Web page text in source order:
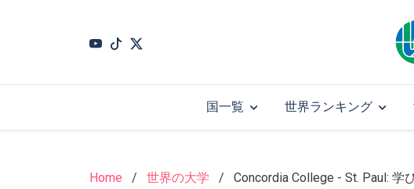
国一覧 世界ランキング
Home 世界の大学 Concordia College - St. Paul: 学